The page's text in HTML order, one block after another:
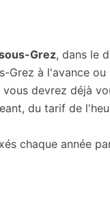
Grez, dans le
à l'avance
devrez déjà
du tarif de
chaque année